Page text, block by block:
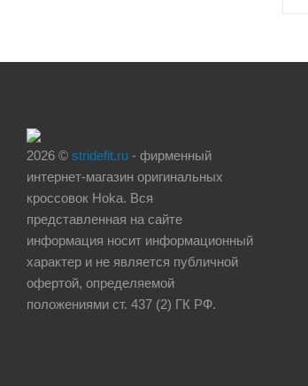
2026 © stridefit.ru - фирменный
интернет-магазин оригинальных
кроссовок Hoka. Вся
представленная на сайте
информация носит информационный
характер и не является публичной
офертой, определяемой
положениями ст. 437 (2) ГК РФ.